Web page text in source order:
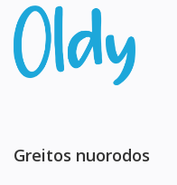
Greitos nuorodos